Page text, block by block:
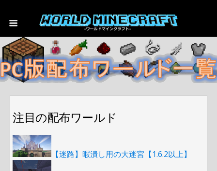
注目の配布ワールド
【迷路】暇潰し用の大迷宮【1.6.2以上】